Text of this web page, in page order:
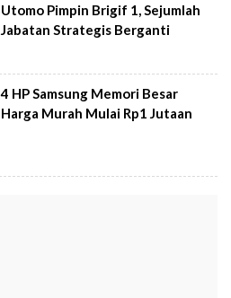
Utomo Pimpin Brigif 1, Sejumlah
Jabatan Strategis Berganti
4 HP Samsung Memori Besar
Harga Murah Mulai Rp1 Jutaan